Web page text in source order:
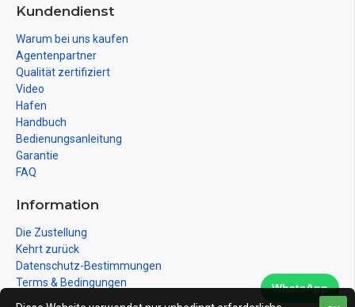
Kundendienst
Warum bei uns kaufen
Agentenpartner
Qualität zertifiziert
Video
Hafen
Handbuch
Bedienungsanleitung
Garantie
FAQ
Information
Die Zustellung
Kehrt zurück
Datenschutz-Bestimmungen
Terms & Bedingungen
WhatsApp